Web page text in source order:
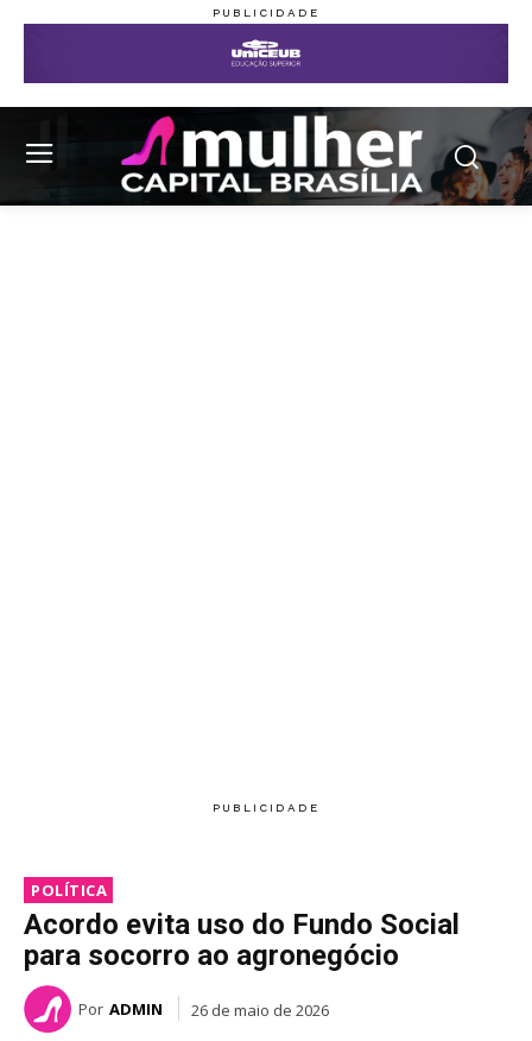
POLÍTICA
Acordo evita uso do Fundo Social
para socorro ao agronegócio
Por ADMIN 26 de maio de 2026